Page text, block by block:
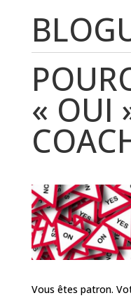
« OUI
Vous êtes patron.